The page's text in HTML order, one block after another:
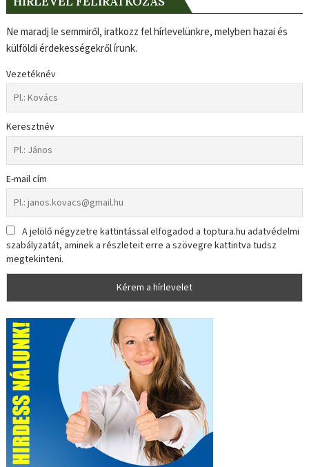
Ne maradj le semmiről, iratkozz fel hírlevelünkre, melyben hazai és
külföldi érdekességekről írunk.
Vezetéknév
Keresztnév
E-mail cím
A jelölő négyzetre kattintással elfogadod a toptura.hu adatvédelmi
szabályzatát, aminek a részleteit erre a szövegre kattintva tudsz
megtekinteni.